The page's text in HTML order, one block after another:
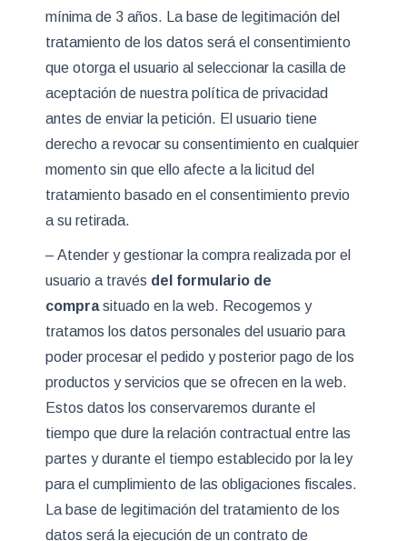
mínima de 3 años. La base de legitimación del
tratamiento de los datos será el consentimiento
que otorga el usuario al seleccionar la casilla de
aceptación de nuestra política de privacidad
antes de enviar la petición. El usuario tiene
derecho a revocar su consentimiento en cualquier
momento sin que ello afecte a la licitud del
tratamiento basado en el consentimiento previo
a su retirada.
– Atender y gestionar la compra realizada por el
usuario a través del formulario de
comprasituado en la web. Recogemos y
tratamos los datos personales del usuario para
poder procesar el pedido y posterior pago de los
productos y servicios que se ofrecen en la web.
Estos datos los conservaremos durante el
tiempo que dure la relación contractual entre las
partes y durante el tiempo establecido por la ley
para el cumplimiento de las obligaciones fiscales.
La base de legitimación del tratamiento de los
datos será la ejecución de un contrato de